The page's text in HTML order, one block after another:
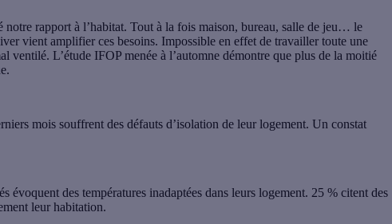
rapport à l’habitat. Tout à la fois maison, bureau, salle de jeu… le
vient amplifier ces besoins. Impossible en effet de travailler toute une
ventilé. L’étude IFOP menée à l’automne démontre que plus de la moitié
mois souffrent des défauts d’isolation de leur logement. Un constat
évoquent des températures inadaptées dans leurs logement. 25 % citent des
leur habitation.